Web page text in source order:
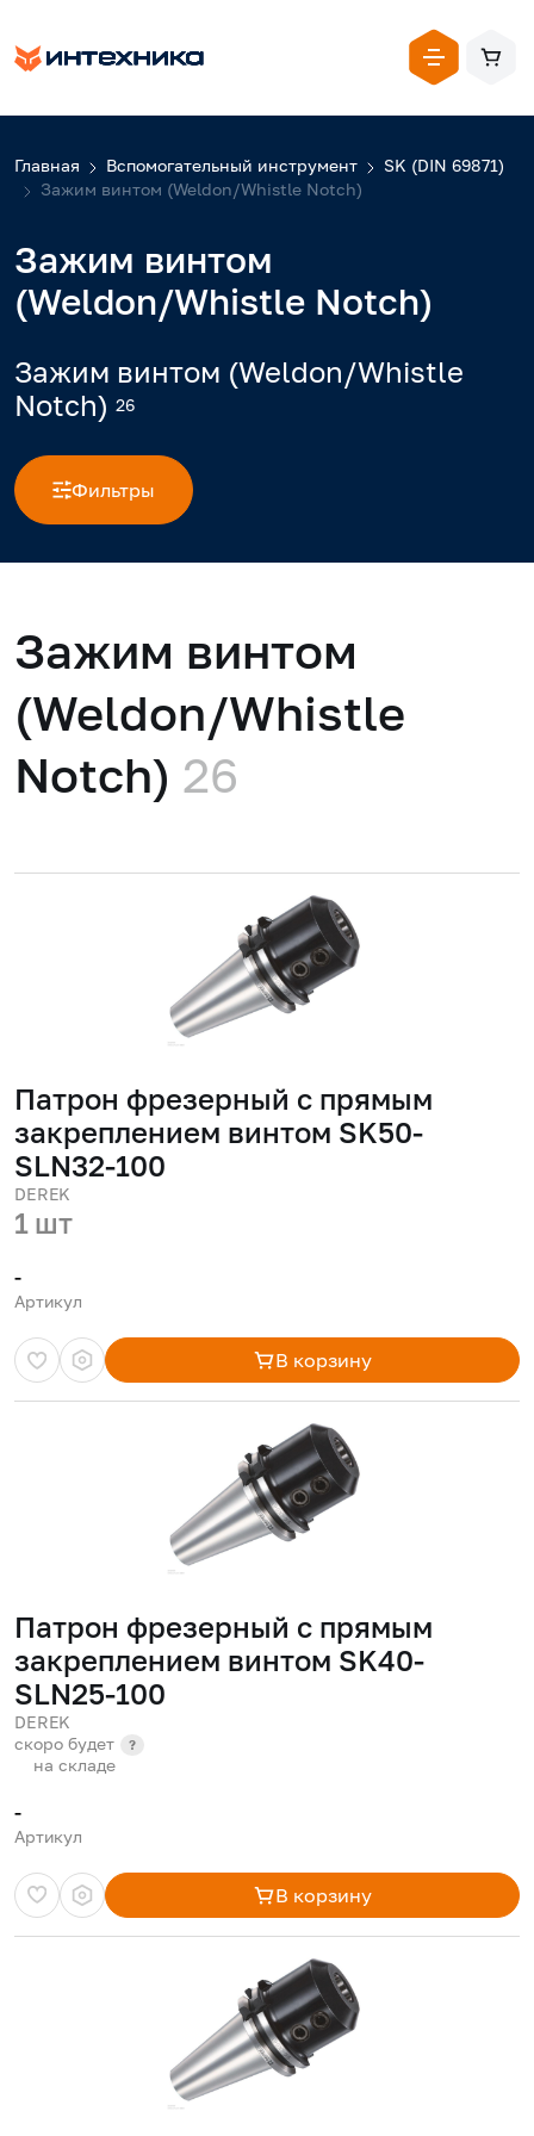
Главная Вспомогательный инструмент
SK (DIN 69871)
Зажим винтом (Weldon/Whistle Notch)
Зажим винтом
(Weldon/Whistle Notch)
Зажим винтом (Weldon/Whistle
Notch) 26
Фильтры
Зажим винтом
(Weldon/Whistle
Notch) 26
Патрон фрезерный с прямым
закреплением винтом SK50-
SLN32-100
DEREK
1 шт
-
Артикул
В корзину
Патрон фрезерный с прямым
закреплением винтом SK40-
SLN25-100
DEREK
скоро будет
?
на складе
-
Артикул
В корзину